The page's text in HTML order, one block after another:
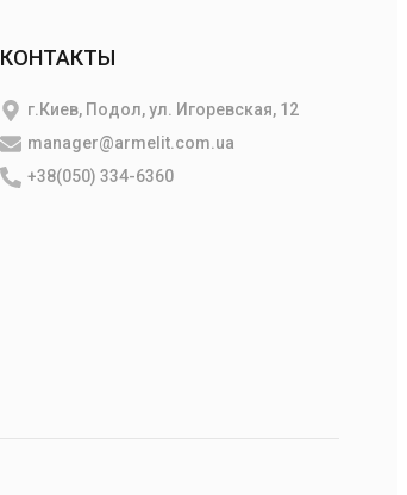
КОНТАКТЫ
г.Киев, Подол, ул. Игоревская, 12
manager@armelit.com.ua
+38(050) 334-6360